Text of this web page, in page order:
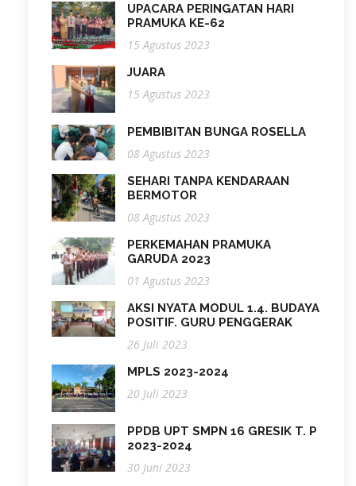
UPACARA PERINGATAN HARI
PRAMUKA KE-62
15 Agustus 2023
JUARA
15 Agustus 2023
PEMBIBITAN BUNGA ROSELLA
08 Agustus 2023
SEHARI TANPA KENDARAAN
BERMOTOR
08 Agustus 2023
PERKEMAHAN PRAMUKA
GARUDA 2023
01 Agustus 2023
AKSI NYATA MODUL 1.4. BUDAYA
POSITIF. GURU PENGGERAK
26 Juli 2023
MPLS 2023-2024
20 Juli 2023
PPDB UPT SMPN 16 GRESIK T. P
2023-2024
30 Juni 2023